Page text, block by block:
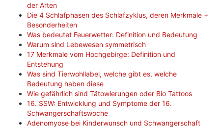
der Arten
Die 4 Schlafphasen des Schlafzyklus, deren Merkmale +
Besonderheiten
Was bedeutet Feuerwetter: Definition und Bedeutung
Warum sind Lebewesen symmetrisch
17 Merkmale vom Hochgebirge: Definition und
Entstehung
Was sind Tierwohllabel, welche gibt es, welche
Bedeutung haben diese
Wie gefährlich sind Tätowierungen oder Bio Tattoos
16. SSW: Entwicklung und Symptome der 16.
Schwangerschaftswoche
Adenomyose bei Kinderwunsch und Schwangerschaft